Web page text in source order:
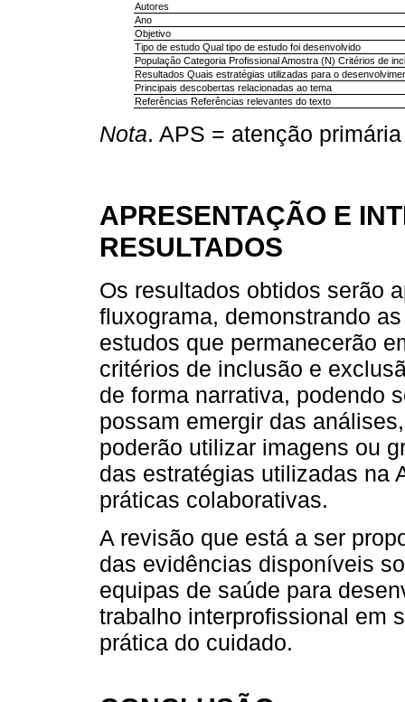
Autores
Ano
Objetivo
Tipo de estudo Qual tipo de estudo foi desenvolvido
População Categoria Profissional Amostra (N) Critérios de
Resultados Quais estratégias utilizadas para o
Principais descobertas relacionadas ao tema
Referências Referências relevantes do texto
Nota. APS = atenção
APRESENTAÇÃO E
RESULTADOS
Os resultados obtidos serão
fluxograma, demonstrando
estudos que permanecerão
critérios de inclusão e
de forma narrativa, podendo
possam emergir das
poderão utilizar imagens ou
das estratégias utilizadas na
práticas colaborativas.
A revisão que está a ser
das evidências disponíveis
equipas de saúde para
trabalho interprofissional em
prática do cuidado.